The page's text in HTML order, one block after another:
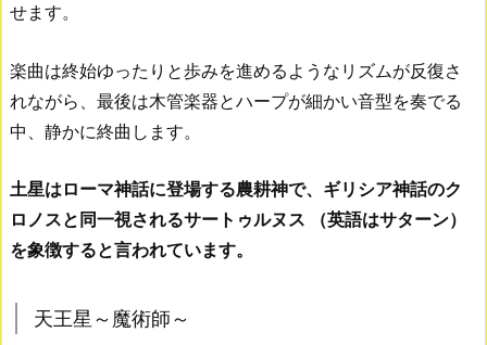
せます。
楽曲は終始ゆったりと歩みを進めるようなリズムが反復さ
れながら、最後は木管楽器とハープが細かい音型を奏でる
中、静かに終曲します。
土星はローマ神話に登場する農耕神で、ギリシア神話のク
ロノスと同一視されるサートゥルヌス （英語はサターン）
を象徴すると言われています。
天王星～魔術師～